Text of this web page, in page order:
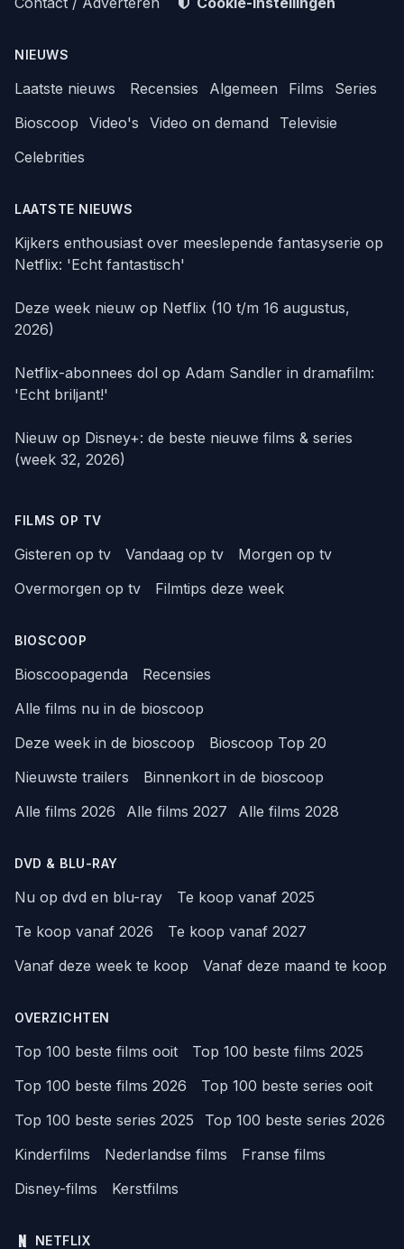
NIEUWS
Laatste nieuws Recensies Algemeen Films
Series
Bioscoop
Video's Video on demand
Televisie
Celebrities
LAATSTE NIEUWS
Kijkers enthousiast over meeslepende fantasyserie op
Netflix: 'Echt fantastisch'
Deze week nieuw op Netflix (10 t/m 16 augustus,
2026)
Netflix-abonnees dol op Adam Sandler in dramafilm:
'Echt briljant!'
Nieuw op Disney+: de beste nieuwe films & series
(week 32, 2026)
FILMS OP TV
Gisteren op tv Vandaag op tv
Morgen op tv
Overmorgen op tv
Filmtips deze week
BIOSCOOP
Bioscoopagenda
Recensies
Alle films nu in de bioscoop
Deze week in de bioscoop
Bioscoop Top 20
Nieuwste trailers
Binnenkort in de bioscoop
Alle films 2026
Alle films 2027 Alle films 2028
DVD & BLU-RAY
Nu op dvd en blu-ray
Te koop vanaf 2025
Te koop vanaf 2026
Te koop vanaf 2027
Vanaf deze week te koop
Vanaf deze maand te koop
OVERZICHTEN
Top 100 beste films ooit
Top 100 beste films 2025
Top 100 beste films 2026
Top 100 beste series ooit
Top 100 beste series 2025
Top 100 beste series 2026
Kinderfilms
Nederlandse films
Franse films
Disney-films
Kerstfilms
NETFLIX